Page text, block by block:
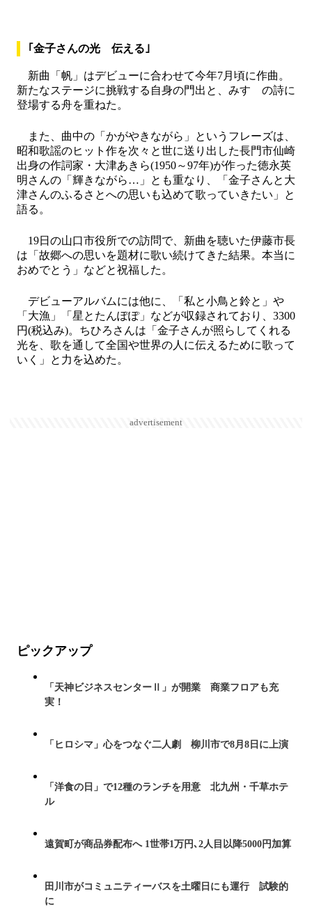
｢金子さんの光 伝える｣
新曲「帆」はデビューに合わせて今年7月頃に作曲。
新たなステージに挑戦する自身の門出と、みすゞの詩に
登場する舟を重ねた。
また、曲中の「かがやきながら」というフレーズは、
昭和歌謡のヒット作を次々と世に送り出した長門市仙崎
出身の作詞家・大津あきら(1950～97年)が作った徳永英
明さんの「輝きながら…」とも重なり、「金子さんと大
津さんのふるさとへの思いも込めて歌っていきたい」と
語る。
19日の山口市役所での訪問で、新曲を聴いた伊藤市長
は「故郷への思いを題材に歌い続けてきた結果。本当に
おめでとう」などと祝福した。
デビューアルバムには他に、「私と小鳥と鈴と」や
「大漁」「星とたんぽぽ」などが収録されており、3300
円(税込み)。ちひろさんは「金子さんが照らしてくれる
光を、歌を通して全国や世界の人に伝えるために歌って
いく」と力を込めた。
advertisement
ピックアップ
「天神ビジネスセンターⅡ」が開業 商業フロアも充
実！
「ヒロシマ」心をつなぐ二人劇 柳川市で8月8日に上演
「洋食の日」で12種のランチを用意 北九州・千草ホテ
ル
遠賀町が商品券配布へ 1世帯1万円､2人目以降5000円加算
田川市がコミュニティーバスを土曜日にも運行 試験的
に